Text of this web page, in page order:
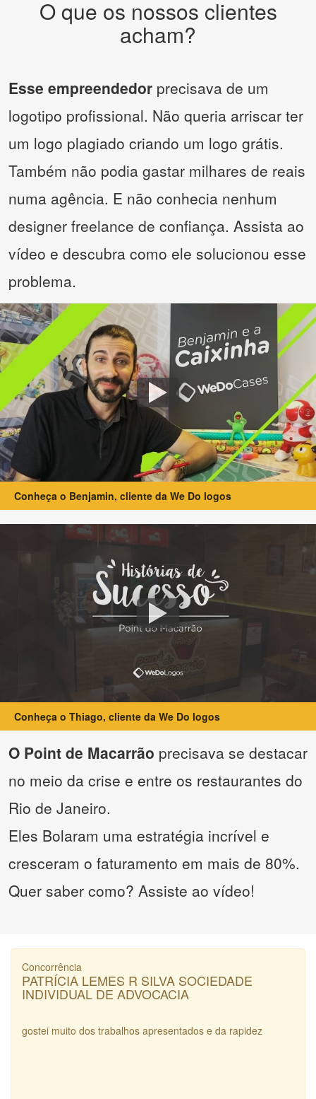
O que os nossos clientes
acham?
Esse empreendedor precisava de um
logotipo profissional. Não queria arriscar ter
um logo plagiado criando um logo grátis.
Também não podia gastar milhares de reais
numa agência. E não conhecia nenhum
designer freelance de confiança. Assista ao
vídeo e descubra como ele solucionou esse
problema.
Conheça o Benjamin, cliente da We Do logos
Conheça o Thiago, cliente da We Do logos
O Point de Macarrão precisava se destacar
no meio da crise e entre os restaurantes do
Rio de Janeiro.
Eles Bolaram uma estratégia incrível e
cresceram o faturamento em mais de 80%.
Quer saber como? Assiste ao vídeo!
Concorrência
PATRÍCIA LEMES R SILVA SOCIEDADE
INDIVIDUAL DE ADVOCACIA
gostei muito dos trabalhos apresentados e da rapidez